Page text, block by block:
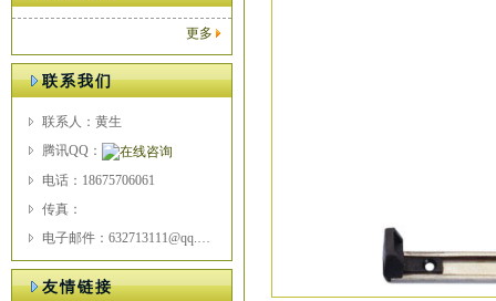
更多
联系我们
联系人：黄生
腾讯QQ：
电话：18675706061
传真：
电子邮件：632713111@qq.com
友情链接